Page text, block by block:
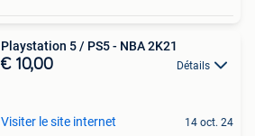
Playstation 5 / PS5 - NBA 2K21
€ 10,00 Détails
Visiter le site internet 14 oct. 24